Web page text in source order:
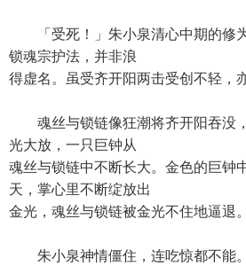
「受死！」朱小泉清心中期的修
锁魂宗护法，并非浪
得虚名。虽受齐开阳两击受创不轻，
魂丝与锁链像狂潮将齐开阳吞没
光大放，一只巨钟从
魂丝与锁链中不断长大。金色的巨钟
天，掌心里不断绽放出
金光，魂丝与锁链被金光不住地逼退。
朱小泉神情僵住，连吃惊都不能